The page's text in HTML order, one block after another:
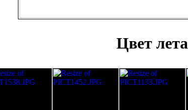
Цвет лета